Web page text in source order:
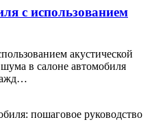
с использованием
акустической
в салоне автомобиля